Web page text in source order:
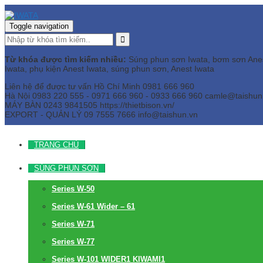
Toggle navigation
Từ khóa được tìm kiếm nhiều: Súng phun sơn Iwata, bơm sơn
Iwata, phụ kiện Anest Iwata, súng phun sơn, Anest Iwata
Liên hệ để được tư vấn Hồ Chí Minh 0981 666 960
Hà Nội 0983 220 555 - 0971 666 960 - 0933 666 960
MÁY BÀN 0243 9841505 https://thietbison.vn/
EXPORT - QUẢN LÝ 09 7555 7666 info@taishun.vn
TRANG CHỦ
SÚNG PHUN SƠN
Series W-50
Series W-61 Wider – 61
Series W-71
Series W-77
Series W-101 WIDER1 KIWAMI1